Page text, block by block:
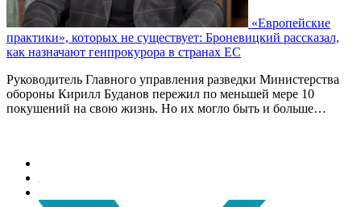
«Европейские
практики», которых не существует: Броневицкий рассказал,
как назначают генпрокурора в странах ЕС
Руководитель Главного управления разведки Министерства
обороны Кирилл Буданов пережил по меньшей мере 10
покушений на свою жизнь. Но их могло быть и больше…